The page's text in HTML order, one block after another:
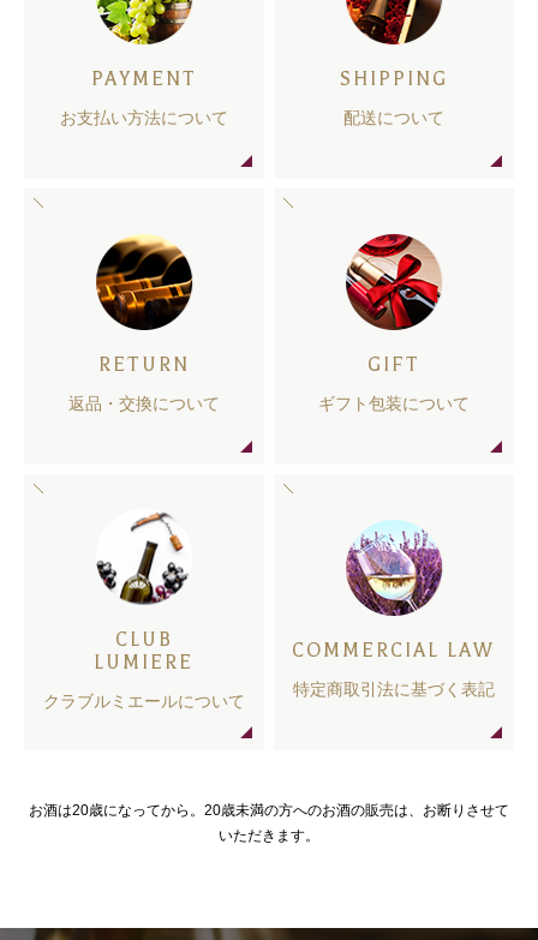
PAYMENT
お支払い方法について
SHIPPING
配送について
RETURN
返品・交換について
GIFT
ギフト包装について
CLUB
LUMIERE
クラブルミエールについて
COMMERCIAL LAW
特定商取引法に基づく表記
お酒は20歳になってから。20歳未満の方へのお酒の販売は、お断りさせて
いただきます。